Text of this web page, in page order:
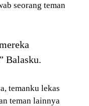
seorang teman
Balasku.
temanku lekas
teman lainnya